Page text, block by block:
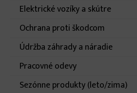
Elektrické vozíky a skútre
Ochrana proti škodcom
Údržba záhrady a náradie
Pracovné odevy
Sezónne produkty (leto/zima)